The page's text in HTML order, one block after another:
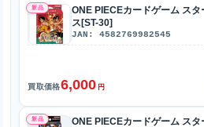
新品
ONE PIECEカードゲーム ス
ス[ST-30]
JAN: 4582769982545
買取価格6,000 円
新品
ONE PIECEカードゲーム スタ